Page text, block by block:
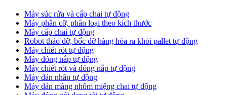
Máy súc rửa và cấp chai tự động
Máy phân cỡ, phân loại theo kích thước
Máy cấp chai tự động
Robot tháo dỡ, bốc dỡ hàng hóa ra khỏi pallet tự động
Máy chiết rót tự động
Máy đóng nắp tự động
Máy chiết rót và đóng nắp tự động
Máy dán nhãn tự động
Máy dán màng nhôm miệng chai tự động